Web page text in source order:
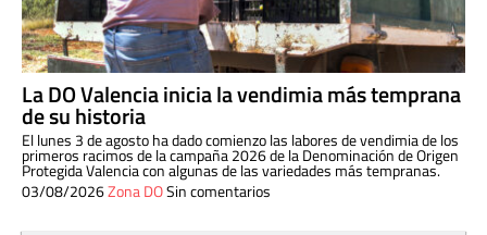
La DO Valencia inicia la vendimia más temprana
de su historia
El lunes 3 de agosto ha dado comienzo las labores de vendimia de los
primeros racimos de la campaña 2026 de la Denominación de Origen
Protegida Valencia con algunas de las variedades más tempranas.
03/08/2026Zona DOSin comentarios